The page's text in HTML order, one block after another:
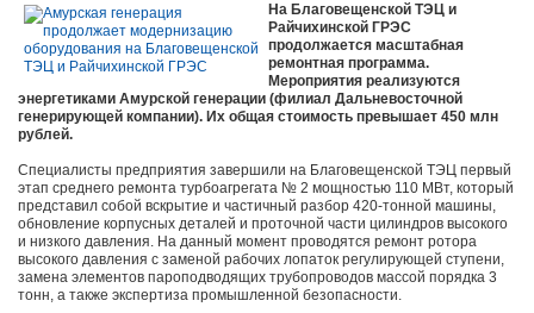
На Благовещенской ТЭЦ и
Райчихинской ГРЭС
продолжается масштабная
ремонтная программа.
Мероприятия реализуются
энергетиками Амурской генерации (филиал Дальневосточной
генерирующей компании). Их общая стоимость превышает 450 млн
рублей.
Специалисты предприятия завершили на Благовещенской ТЭЦ первый
этап среднего ремонта турбоагрегата № 2 мощностью 110 МВт, который
представил собой вскрытие и частичный разбор 420-тонной машины,
обновление корпусных деталей и проточной части цилиндров высокого
и низкого давления. На данный момент проводятся ремонт ротора
высокого давления с заменой рабочих лопаток регулирующей ступени,
замена элементов пароподводящих трубопроводов массой порядка 3
тонн, а также экспертиза промышленной безопасности.